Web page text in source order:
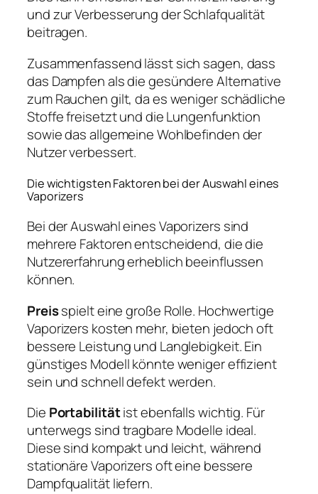
und zur Verbesserung der Schlafqualität
beitragen.
Zusammenfassend lässt sich sagen, dass
das Dampfen als die gesündere Alternative
zum Rauchen gilt, da es weniger schädliche
Stoffe freisetzt und die Lungenfunktion
sowie das allgemeine Wohlbefinden der
Nutzer verbessert.
Die wichtigsten Faktoren bei der Auswahl eines
Vaporizers
Bei der Auswahl eines Vaporizers sind
mehrere Faktoren entscheidend, die die
Nutzererfahrung erheblich beeinflussen
können.
Preisspielt eine große Rolle. Hochwertige
Vaporizers kosten mehr, bieten jedoch oft
bessere Leistung und Langlebigkeit. Ein
günstiges Modell könnte weniger effizient
sein und schnell defekt werden.
Die Portabilitätist ebenfalls wichtig. Für
unterwegs sind tragbare Modelle ideal.
Diese sind kompakt und leicht, während
stationäre Vaporizers oft eine bessere
Dampfqualität liefern.